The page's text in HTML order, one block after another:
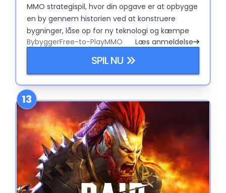
MMO strategispil, hvor din opgave er at opbygge
en by gennem historien ved at konstruere
bygninger, låse op for ny teknologi og kæmpe
på et sekskantet bræt. Spillets kerne er enkel:
byg ting, saml ressourcer, erobr territorier – og
gentag det hele igen, bare med endnu federe
BybyggerFree-to-PlayMMO Læs anmeldelse
SPIL NU
13